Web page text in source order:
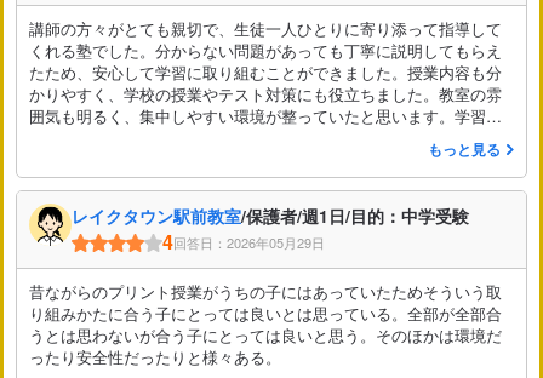
講師の方々がとても親切で、生徒一人ひとりに寄り添って指導して
くれる塾でした。分からない問題があっても丁寧に説明してもらえ
たため、安心して学習に取り組むことができました。授業内容も分
かりやすく、学校の授業やテスト対策にも役立ちました。教室の雰
囲気も明るく、集中しやすい環境が整っていたと思います。学習面
だけでなく勉強への意欲も高めてもらえたので、通って良かったと
感じています。友人にもおすすめできる塾だと思います。もっと見る
レイクタウン駅前教室/保護者/週1日/目的：中学受験
4回答日：2026年05月29日
昔ながらのプリント授業がうちの子にはあっていたためそういう取
り組みかたに合う子にとっては良いとは思っている。全部が全部合
うとは思わないが合う子にとっては良いと思う。そのほかは環境だ
ったり安全性だったりと様々ある。